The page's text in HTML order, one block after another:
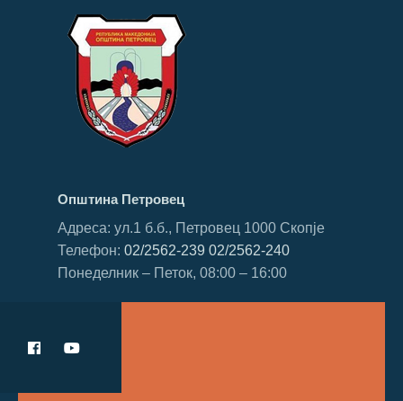
Општина Петровец
Адреса: ул.1 б.б., Петровец 1000 Скопје
Телефон: 02/2562-239 02/2562-240
Понеделник – Петок, 08:00 – 16:00